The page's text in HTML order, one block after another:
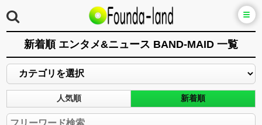
新着順 エンタメ&ニュース BAND-MAID 一覧
人気順 新着順